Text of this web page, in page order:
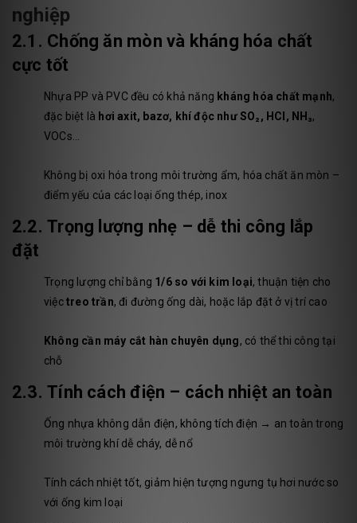
nghiệp
2.1. Chống ăn mòn và kháng hóa chất
cực tốt
Nhựa PP và PVC đều có khả năng kháng hóa chất mạnh,
đặc biệt là hơi axit, bazơ, khí độc như SO₂, HCl, NH₃,
VOCs…
Không bị oxi hóa trong môi trường ẩm, hóa chất ăn mòn –
điểm yếu của các loại ống thép, inox
2.2.Trọng lượng nhẹ – dễ thi công lắp
đặt
Trọng lượng chỉ bằng 1/6 so với kim loại, thuận tiện cho
việctreo trần, đi đường ống dài, hoặc lắp đặt ở vị trí cao
Không cần máy cắt hàn chuyên dụng, có thể thi công tại
chỗ
2.3.Tính cách điện – cách nhiệt an toàn
Ống nhựa không dẫn điện, không tích điện → an toàn trong
môi trường khí dễ cháy, dễ nổ
Tính cách nhiệt tốt, giảm hiện tượng ngưng tụ hơi nước so
với ống kim loại